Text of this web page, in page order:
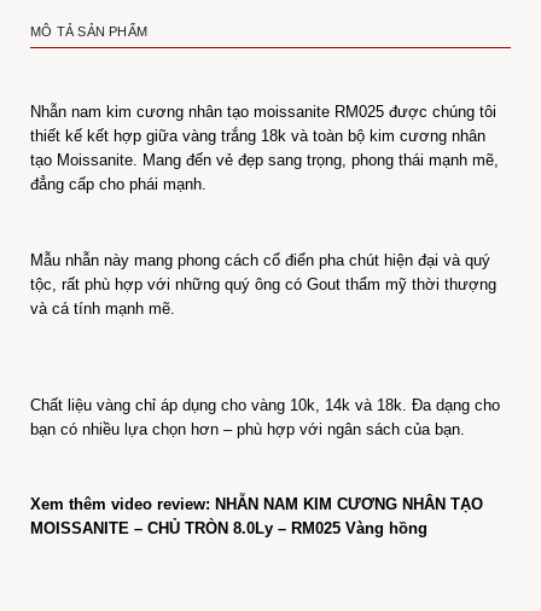
MÔ TẢ SẢN PHẨM
Nhẫn nam kim cương nhân tạo moissanite RM025 được chúng tôi
thiết kế kết hợp giữa vàng trắng 18k và toàn bộ kim cương nhân
tạo Moissanite. Mang đến vẻ đẹp sang trọng, phong thái mạnh mẽ,
đẳng cấp cho phái mạnh.
Mẫu nhẫn này mang phong cách cổ điển pha chút hiện đại và quý
tộc, rất phù hợp với những quý ông có Gout thẩm mỹ thời thượng
và cá tính mạnh mẽ.
Chất liệu vàng chỉ áp dụng cho vàng 10k, 14k và 18k. Đa dạng cho
bạn có nhiều lựa chọn hơn – phù hợp với ngân sách của bạn.
Xem thêm video review: NHẪN NAM KIM CƯƠNG NHÂN TẠO
MOISSANITE – CHỦ TRÒN 8.0Ly – RM025 Vàng hồng